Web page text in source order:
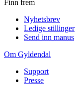
Finn frem
Nyhetsbrev
Ledige stillinger
Send inn manus
Om Gyldendal
Support
Presse